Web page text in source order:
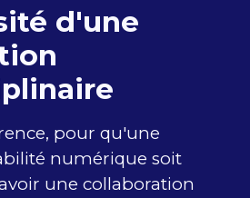
d'une
pour qu'une
numérique soit
une collaboration